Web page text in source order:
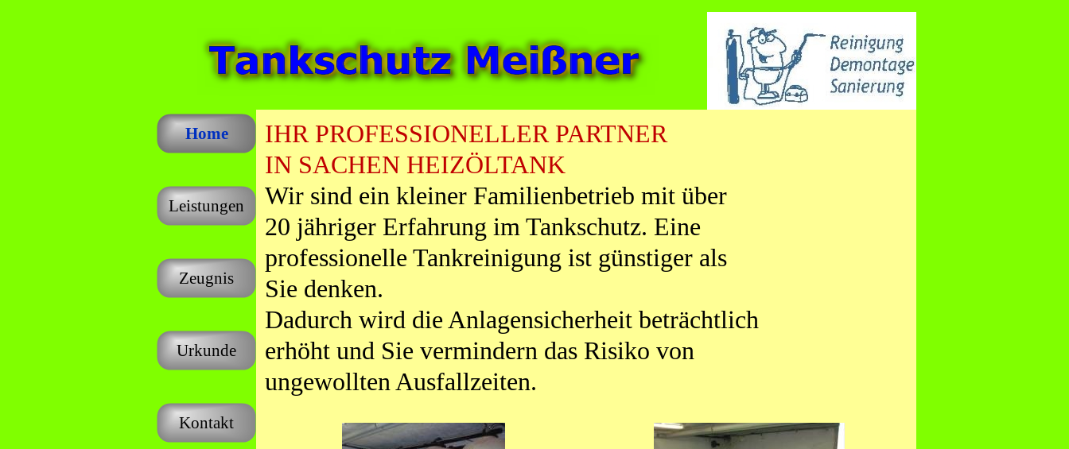
Home
Leistungen
Zeugnis
Urkunde
Kontakt
IHR PROFESSIONELLER PARTNER
IN SACHEN HEIZÖLTANK
Wir sind ein kleiner Familienbetrieb mit über
20 jähriger Erfahrung im Tankschutz. Eine
professionelle Tankreinigung ist günstiger als
Sie denken.
Dadurch wird die Anlagensicherheit beträchtlich
erhöht und Sie vermindern das Risiko von
ungewollten Ausfallzeiten.